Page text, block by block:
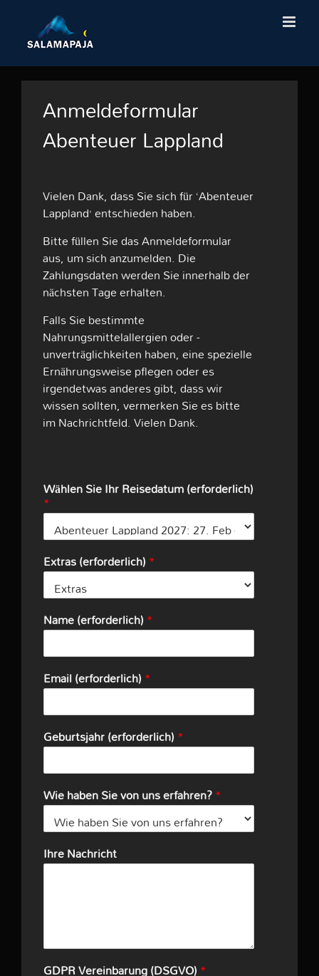
content
Anmeldeformular
Abenteuer Lappland
Vielen Dank, dass Sie sich für ‘Abenteuer
Lappland’ entschieden haben.
Bitte füllen Sie das Anmeldeformular
aus, um sich anzumelden. Die
Zahlungsdaten werden Sie innerhalb der
nächsten Tage erhalten.
Falls Sie bestimmte
Nahrungsmittelallergien oder -
unverträglichkeiten haben, eine spezielle
Ernährungsweise pflegen oder es
irgendetwas anderes gibt, dass wir
wissen sollten, vermerken Sie es bitte
im Nachrichtfeld. Vielen Dank.
Wählen Sie Ihr Reisedatum (erforderlich)
*
Extras (erforderlich)*
Name (erforderlich)*
Email (erforderlich)*
Geburtsjahr (erforderlich)*
Wie haben Sie von uns erfahren?*
Ihre Nachricht
GDPR Vereinbarung (DSGVO)*